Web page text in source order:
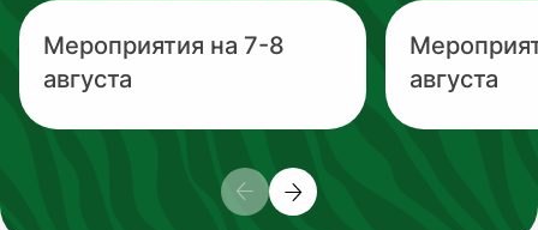
Мероприятия на 7-8
августа
августа